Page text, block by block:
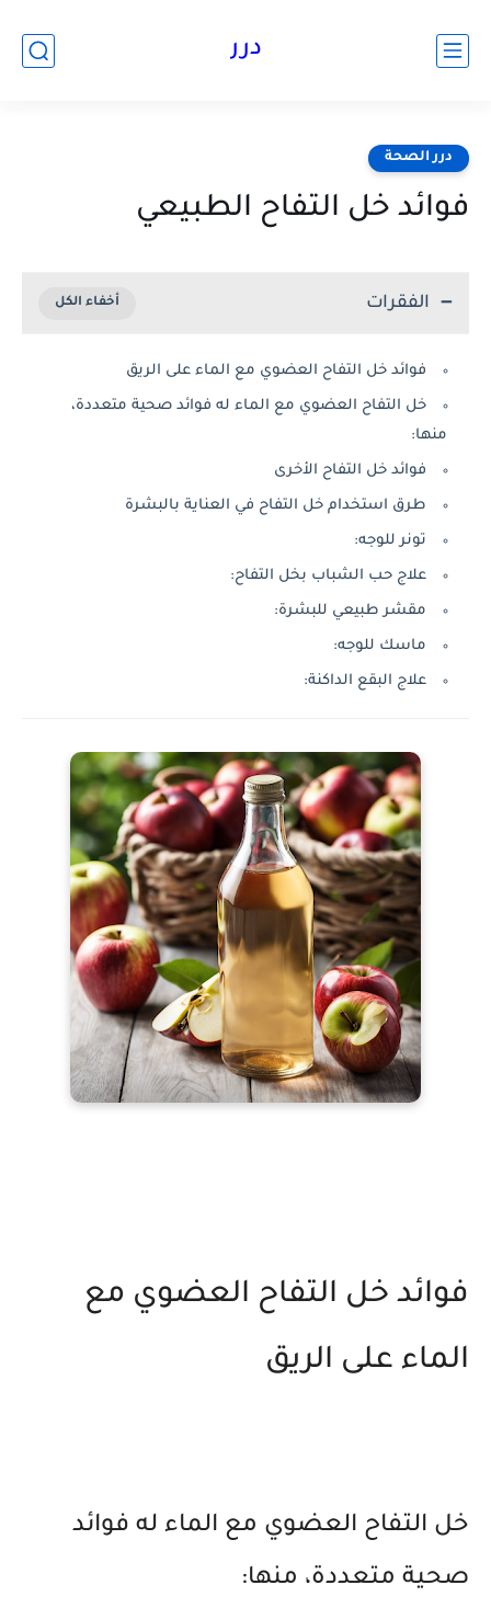
درر
درر الصحة
فوائد خل التفاح الطبيعي
الفقرات
فوائد خل التفاح العضوي مع الماء على الريق
خل التفاح العضوي مع الماء له فوائد صحية متعددة،
منها:
فوائد خل التفاح الأخرى
طرق استخدام خل التفاح في العناية بالبشرة
تونر للوجه:
علاج حب الشباب بخل التفاح:
مقشر طبيعي للبشرة:
ماسك للوجه:
علاج البقع الداكنة:
فوائد خل التفاح العضوي مع
الماء على الريق
خل التفاح العضوي مع الماء له فوائد
صحية متعددة، منها: